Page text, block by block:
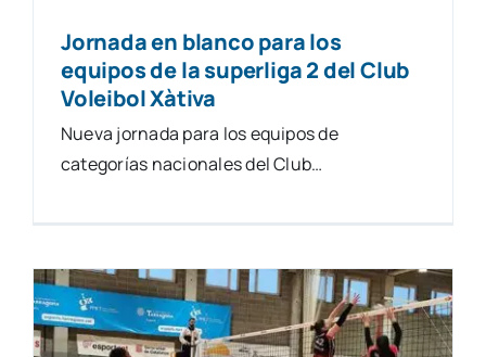
Jornada en blanco para los
equipos de la superliga 2 del Club
Voleibol Xàtiva
Nueva jornada para los equipos de
categorías nacionales del Club…